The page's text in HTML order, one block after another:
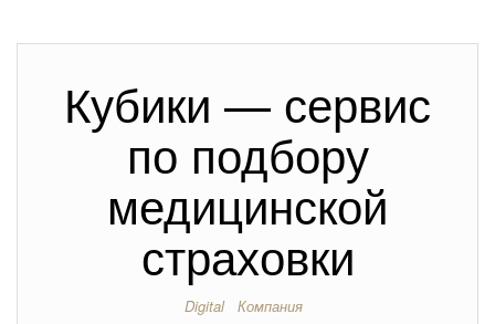
Кубики — сервис
по подбору
медицинской
страховки
Digital Компания